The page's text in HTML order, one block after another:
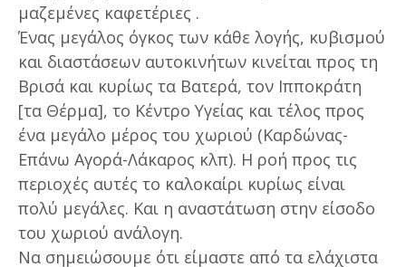
μαζεμένες καφετέριες .
Ένας μεγάλος όγκος των κάθε λογής, κυβισμού
και διαστάσεων αυτοκινήτων κινείται προς τη
Βρισά και κυρίως τα Βατερά, τον Ιπποκράτη
[τα Θέρμα], το Κέντρο Υγείας και τέλος προς
ένα μεγάλο μέρος του χωριού (Καρδώνας-
Επάνω Αγορά-Λάκαρος κλπ). Η ροή προς τις
περιοχές αυτές το καλοκαίρι κυρίως είναι
πολύ μεγάλες. Και η αναστάτωση στην είσοδο
του χωριού ανάλογη.
Να σημειώσουμε ότι είμαστε από τα ελάχιστα